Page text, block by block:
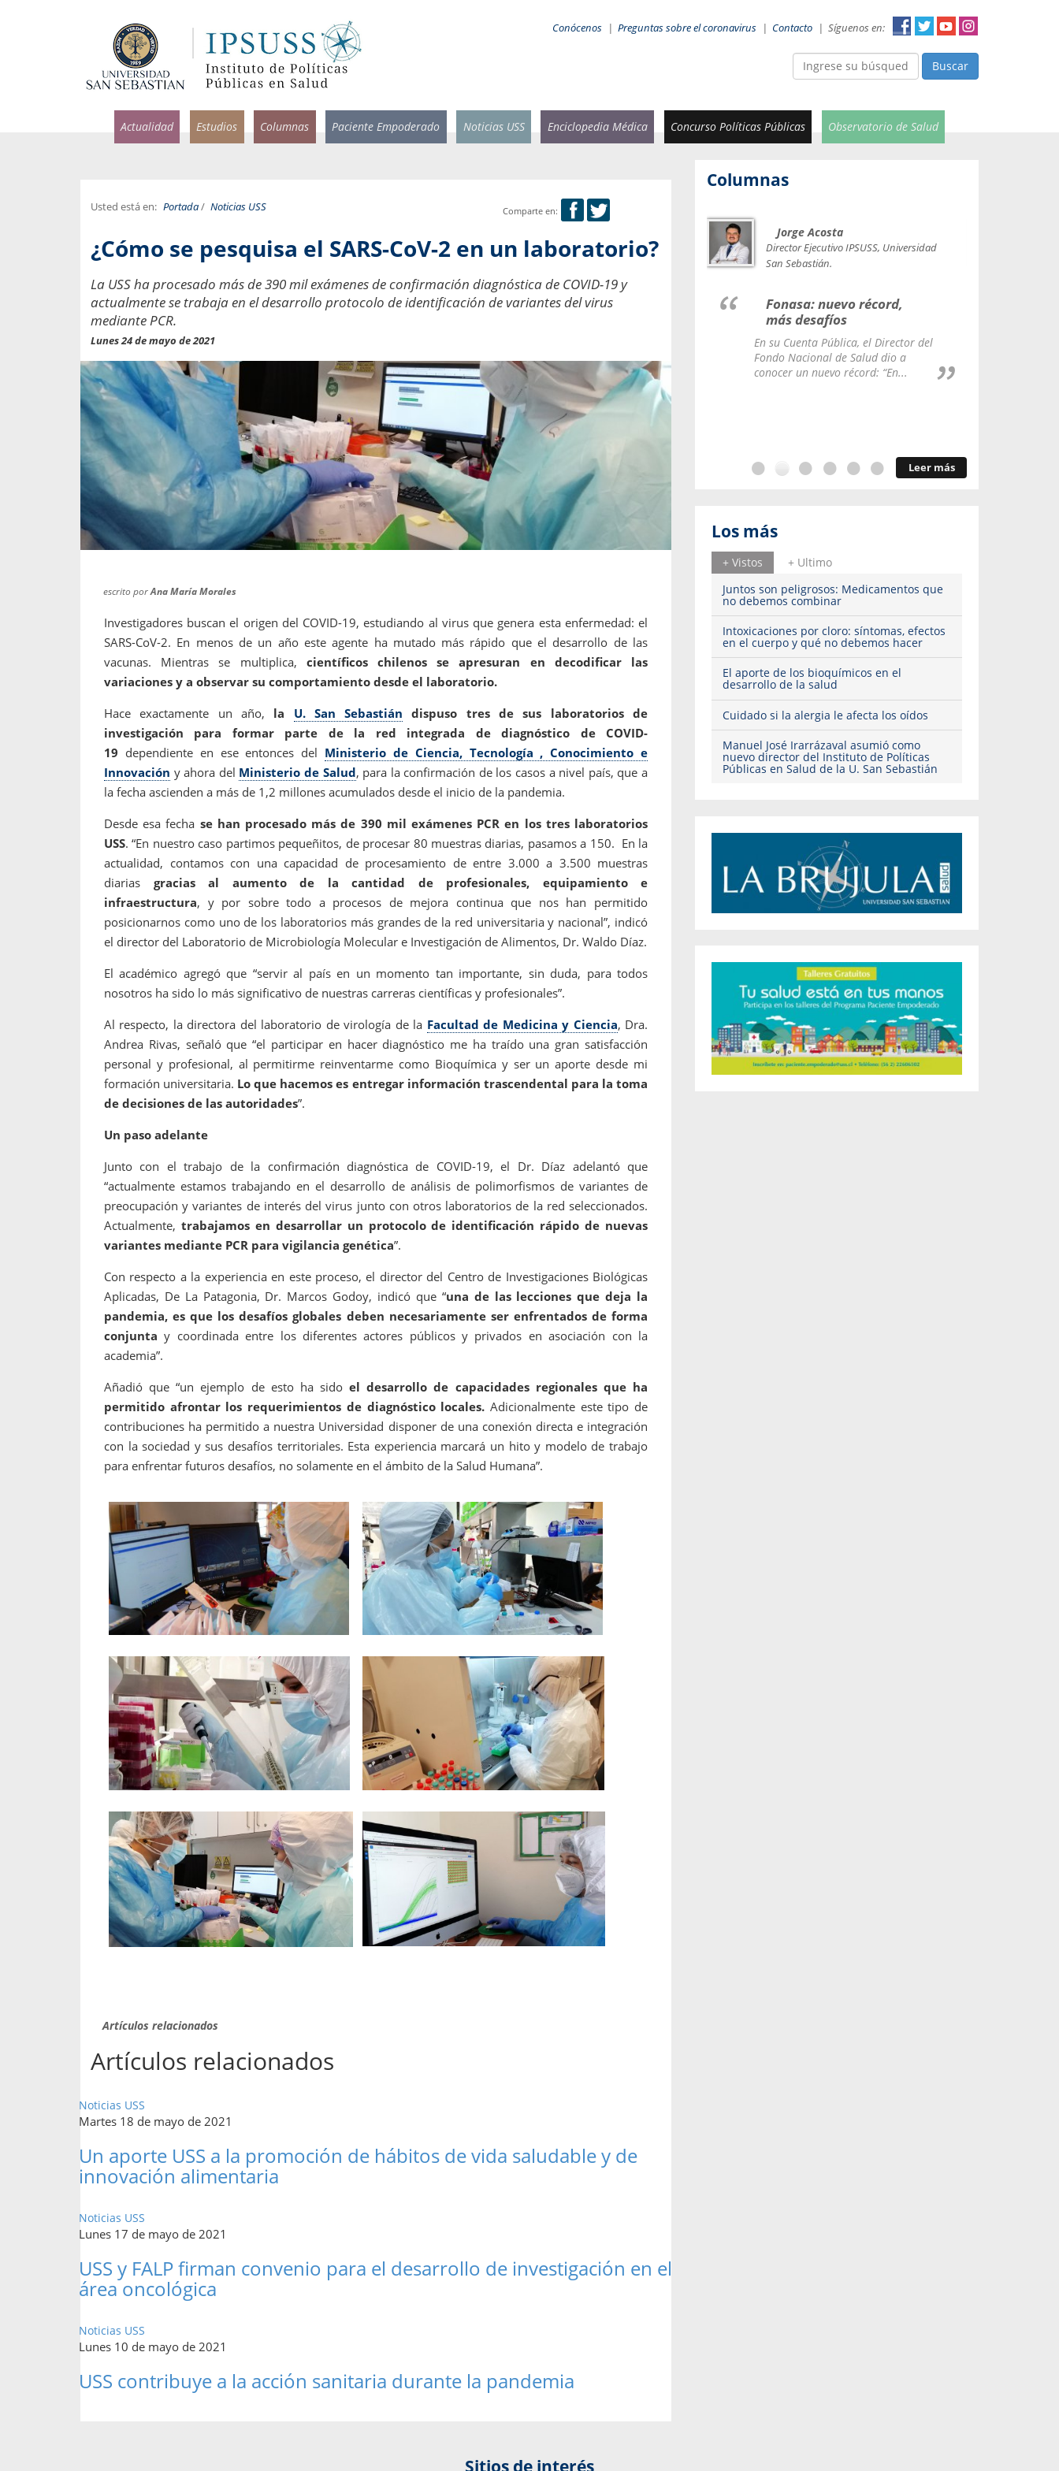
Conócenos | Preguntas sobre el coronavirus | Contacto | Síguenos en:
Buscar
Actualidad Estudios Columnas Paciente Empoderado Noticias USS Enciclopedia Médica Concurso Políticas Públicas Observatorio de Salud
Comparte en:
Usted está en: Portada/ Noticias USS
¿Cómo se pesquisa el SARS-CoV-2 en un laboratorio?
La USS ha procesado más de 390 mil exámenes de confirmación diagnóstica de COVID-19 y
actualmente se trabaja en el desarrollo protocolo de identificación de variantes del virus
mediante PCR.
Lunes 24 de mayo de 2021
escrito porAna María Morales
Investigadores buscan el origen del COVID-19, estudiando al virus que genera esta enfermedad: el
SARS-CoV-2. En menos de un año este agente ha mutado más rápido que el desarrollo de las
vacunas. Mientras se multiplica, científicos chilenos se apresuran en decodificar las
variaciones y a observar su comportamiento desde el laboratorio.
Hace exactamente un año, la U. San Sebastián dispuso tres de sus laboratorios de
investigación para formar parte de la red integrada de diagnóstico de COVID-
19 dependiente en ese entonces del Ministerio de Ciencia, Tecnología , Conocimiento e
Innovación y ahora del Ministerio de Salud, para la confirmación de los casos a nivel país, que a
la fecha ascienden a más de 1,2 millones acumulados desde el inicio de la pandemia.
Desde esa fecha se han procesado más de 390 mil exámenes PCR en los tres laboratorios
USS. “En nuestro caso partimos pequeñitos, de procesar 80 muestras diarias, pasamos a 150. En la
actualidad, contamos con una capacidad de procesamiento de entre 3.000 a 3.500 muestras
diarias gracias al aumento de la cantidad de profesionales, equipamiento e
infraestructura, y por sobre todo a procesos de mejora continua que nos han permitido
posicionarnos como uno de los laboratorios más grandes de la red universitaria y nacional”, indicó
el director del Laboratorio de Microbiología Molecular e Investigación de Alimentos, Dr. Waldo Díaz.
El académico agregó que “servir al país en un momento tan importante, sin duda, para todos
nosotros ha sido lo más significativo de nuestras carreras científicas y profesionales”.
Al respecto, la directora del laboratorio de virología de la Facultad de Medicina y Ciencia, Dra.
Andrea Rivas, señaló que “el participar en hacer diagnóstico me ha traído una gran satisfacción
personal y profesional, al permitirme reinventarme como Bioquímica y ser un aporte desde mi
formación universitaria. Lo que hacemos es entregar información trascendental para la toma
de decisiones de las autoridades”.
Un paso adelante
Junto con el trabajo de la confirmación diagnóstica de COVID-19, el Dr. Díaz adelantó que
“actualmente estamos trabajando en el desarrollo de análisis de polimorfismos de variantes de
preocupación y variantes de interés del virus junto con otros laboratorios de la red seleccionados.
Actualmente, trabajamos en desarrollar un protocolo de identificación rápido de nuevas
variantes mediante PCR para vigilancia genética”.
Con respecto a la experiencia en este proceso, el director del Centro de Investigaciones Biológicas
Aplicadas, De La Patagonia, Dr. Marcos Godoy, indicó que “una de las lecciones que deja la
pandemia, es que los desafíos globales deben necesariamente ser enfrentados de forma
conjunta y coordinada entre los diferentes actores públicos y privados en asociación con la
academia”.
Añadió que “un ejemplo de esto ha sidoel desarrollo de capacidades regionales que ha
permitido afrontar los requerimientos de diagnóstico locales. Adicionalmente este tipo de
contribuciones ha permitido a nuestra Universidad disponer de una conexión directa e integración
con la sociedad y sus desafíos territoriales. Esta experiencia marcará un hito y modelo de trabajo
para enfrentar futuros desafíos, no solamente en el ámbito de la Salud Humana”.
Artículos relacionados
Artículos relacionados
Noticias USS
Martes 18 de mayo de 2021
Un aporte USS a la promoción de hábitos de vida saludable y de
innovación alimentaria
Noticias USS
Lunes 17 de mayo de 2021
USS y FALP firman convenio para el desarrollo de investigación en el
área oncológica
Noticias USS
Lunes 10 de mayo de 2021
USS contribuye a la acción sanitaria durante la pandemia
Columnas
Facultad de Medicina USS.
médicas y
por incapacidad
sobre viajes al extranjero
que deben hacer...
Infectólogo y profesor asistente de
Medicina, Universidad San Sebastián
Pandemias del mañana
Decana facultad de Odontología,
¿Cuándo será urgente la
embargo, estas son las...
Jorge Acosta
Director Ejecutivo IPSUSS, Universidad
San Sebastián.
Fonasa: nuevo récord,
más desafíos
En su Cuenta Pública, el Director del
Fondo Nacional de Salud dio a
conocer un nuevo récord: “En...
Leer más
Los más
+ Vistos
+ Ultimo
Juntos son peligrosos: Medicamentos que
no debemos combinar
Intoxicaciones por cloro: síntomas, efectos
en el cuerpo y qué no debemos hacer
El aporte de los bioquímicos en el
desarrollo de la salud
Cuidado si la alergia le afecta los oídos
Manuel José Irarrázaval asumió como
nuevo director del Instituto de Políticas
Públicas en Salud de la U. San Sebastián
Sitios de interés